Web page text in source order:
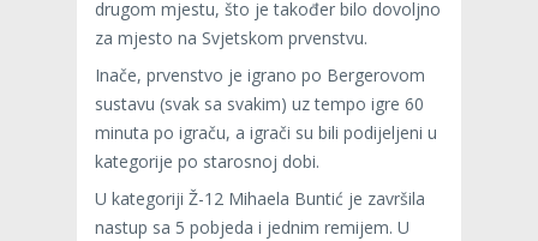
drugom mjestu, što je također bilo dovoljno
za mjesto na Svjetskom prvenstvu.
Inače, prvenstvo je igrano po Bergerovom
sustavu (svak sa svakim) uz tempo igre 60
minuta po igraču, a igrači su bili podijeljeni u
kategorije po starosnoj dobi.
U kategoriji Ž-12 Mihaela Buntić je završila
nastup sa 5 pobjeda i jednim remijem. U